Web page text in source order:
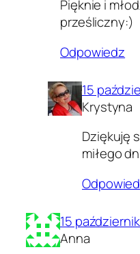
Pięknie i
prześliczny:)
Odpowiedz
15
Krystyna
Dziękuję
miłego
15
Anna